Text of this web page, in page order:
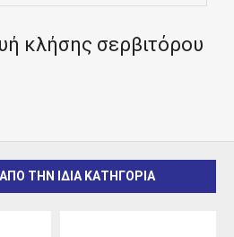
κλήσης σερβιτόρου
ΤΗΝ ΙΔΙΑ ΚΑΤΗΓΟΡΙΑ